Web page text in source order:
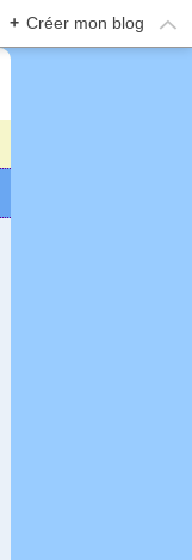
+ Créer mon blog